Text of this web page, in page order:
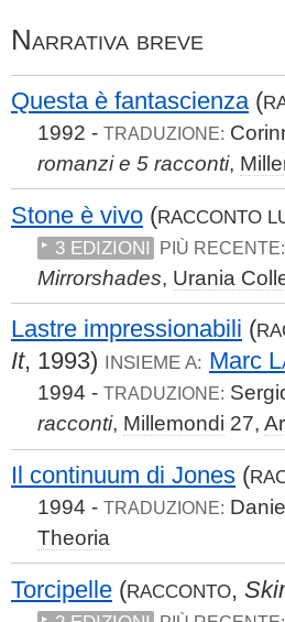
Narrativa breve
Questa è fantascienza(
1992 - TRADUZIONE:
romanzi e 5 racconti,
Stone è vivo (RACCONTO
3 EDIZIONI PIÙ RECENTE:
Mirrorshades, Urania
Lastre impressionabili (
It, 1993) INSIEME A: Marc
1994 - TRADUZIONE:
racconti, Millemondi 27,
Il continuum di Jones (
1994 - TRADUZIONE:
Theoria
Torcipelle (RACCONTO,